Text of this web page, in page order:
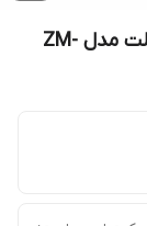
پایه نگهدارنده رومیزی گوشی موبایل و تبلت مدل ZM-